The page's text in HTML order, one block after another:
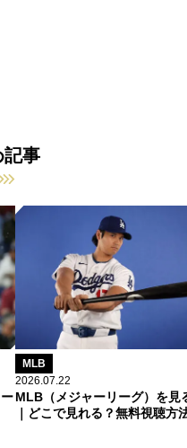
記事
MLB
2026.07.22
MLB（メジャーリーグ）を見
｜どこで見れる？無料視聴方